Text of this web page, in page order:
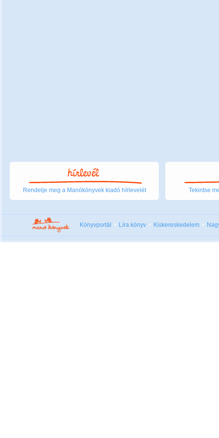
Rendelje meg a Manókönyvek kiadó hírlevelét Tekintse
Könyvportál Líra könyv Kiskereskedelem